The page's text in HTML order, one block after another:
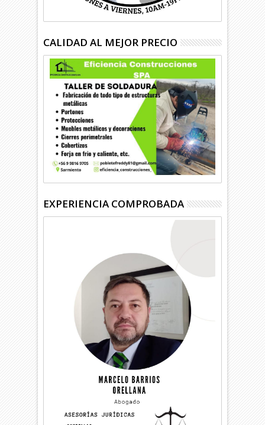
CALIDAD AL MEJOR PRECIO
EXPERIENCIA COMPROBADA